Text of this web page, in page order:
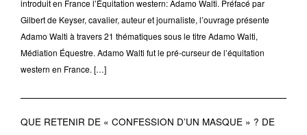
introduit en France l’Équitation western: Adamo Walti. Préfacé par
Gilbert de Keyser, cavalier, auteur et journaliste, l’ouvrage présente
Adamo Walti à travers 21 thématiques sous le titre Adamo Walti,
Médiation Équestre. Adamo Walti fut le pré-curseur de l’équitation
western en France. […]
QUE RETENIR DE « CONFESSION D’UN MASQUE » ? DE